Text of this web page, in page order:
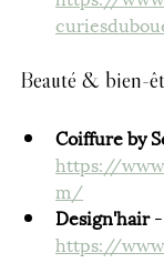
Beauté & bien-
Coiffure by
https://
m/
Design'hair -
https://